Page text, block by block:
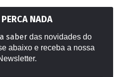
NADA
saber das novidades do
abaixo e receba a nossa